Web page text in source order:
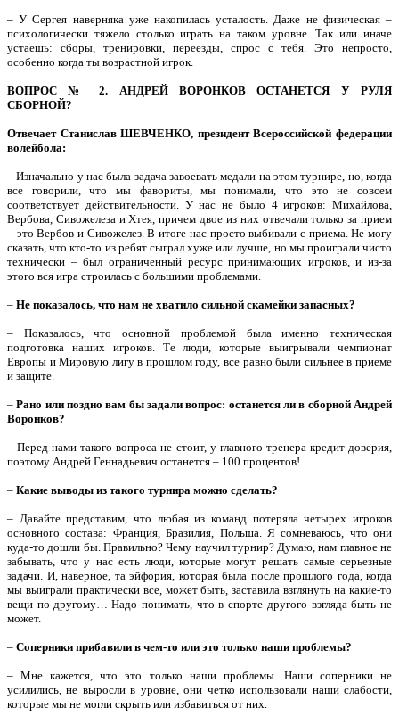
– У Сергея наверняка уже накопилась усталость. Даже не физическая –
психологически тяжело столько играть на таком уровне. Так или иначе
устаешь: сборы, тренировки, переезды, спрос с тебя. Это непросто,
особенно когда ты возрастной игрок.
ВОПРОС № 2. АНДРЕЙ ВОРОНКОВ ОСТАНЕТСЯ У РУЛЯ
СБОРНОЙ?
Отвечает Станислав ШЕВЧЕНКО, президент Всероссийской федерации
волейбола:
– Изначально у нас была задача завоевать медали на этом турнире, но, когда
все говорили, что мы фавориты, мы понимали, что это не совсем
соответствует действительности. У нас не было 4 игроков: Михайлова,
Вербова, Сивожелеза и Хтея, причем двое из них отвечали только за прием
– это Вербов и Сивожелез. В итоге нас просто выбивали с приема. Не могу
сказать, что кто-то из ребят сыграл хуже или лучше, но мы проиграли чисто
технически – был ограниченный ресурс принимающих игроков, и из-за
этого вся игра строилась с большими проблемами.
– Не показалось, что нам не хватило сильной скамейки запасных?
– Показалось, что основной проблемой была именно техническая
подготовка наших игроков. Те люди, которые выигрывали чемпионат
Европы и Мировую лигу в прошлом году, все равно были сильнее в приеме
и защите.
–Рано или поздно вам бы задали вопрос: останется ли в сборной Андрей
Воронков?
– Перед нами такого вопроса не стоит, у главного тренера кредит доверия,
поэтому Андрей Геннадьевич останется – 100 процентов!
– Какие выводы из такого турнира можно сделать?
– Давайте представим, что любая из команд потеряла четырех игроков
основного состава: Франция, Бразилия, Польша. Я сомневаюсь, что они
куда-то дошли бы. Правильно? Чему научил турнир? Думаю, нам главное не
забывать, что у нас есть люди, которые могут решать самые серьезные
задачи. И, наверное, та эйфория, которая была после прошлого года, когда
мы выиграли практически все, может быть, заставила взглянуть на какие-то
вещи по-другому… Надо понимать, что в спорте другого взгляда быть не
может.
– Соперники прибавили в чем-то или это только наши проблемы?
– Мне кажется, что это только наши проблемы. Наши соперники не
усилились, не выросли в уровне, они четко использовали наши слабости,
которые мы не могли скрыть или избавиться от них.